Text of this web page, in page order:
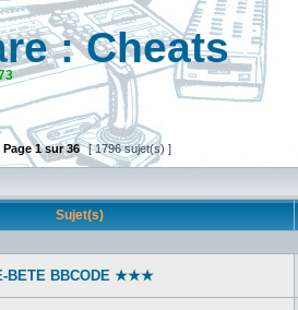
: Cheats
Page1sur36 [ 1796 sujet(s) ]
Sujet(s)
BBCODE ★★★